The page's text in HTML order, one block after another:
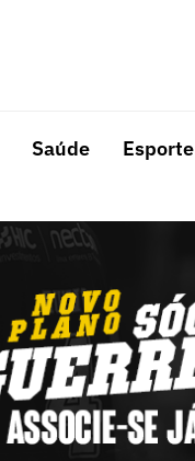
Saúde Esporte